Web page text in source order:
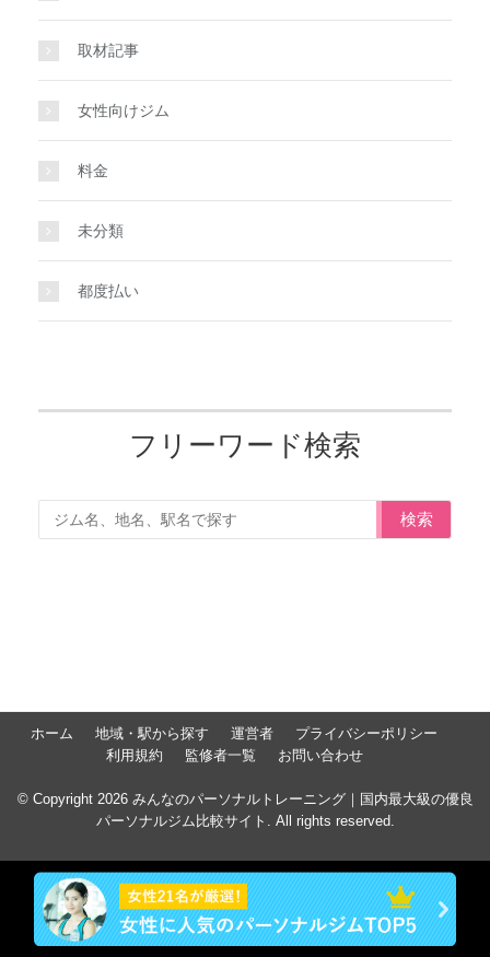
取材記事
女性向けジム
料金
未分類
都度払い
フリーワード検索
検索
ホーム 地域・駅から探す 運営者
プライバシーポリシー
利用規約
監修者一覧 お問い合わせ
© Copyright 2026 みんなのパーソナルトレーニング｜国内最大級の優良
パーソナルジム比較サイト. All rights reserved.